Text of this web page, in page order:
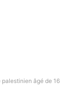
palestinien âgé de 16